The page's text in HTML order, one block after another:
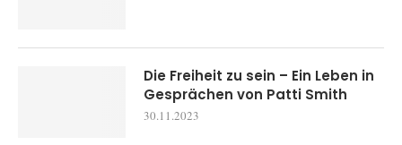
Die Freiheit zu sein – Ein Leben in
Gesprächen von Patti Smith
30.11.2023